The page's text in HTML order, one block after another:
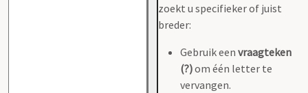
zoekt u specifieker of juist
breder:
Gebruik een vraagteken
(?)om één letter te
vervangen.